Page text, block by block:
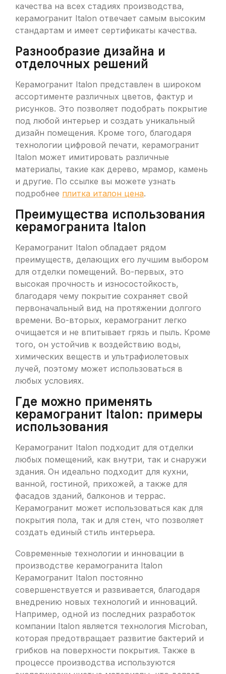
качества на всех стадиях производства,
керамогранит Italon отвечает самым высоким
стандартам и имеет сертификаты качества.
Разнообразие дизайна и
отделочных решений
Керамогранит Italon представлен в широком
ассортименте различных цветов, фактур и
рисунков. Это позволяет подобрать покрытие
под любой интерьер и создать уникальный
дизайн помещения. Кроме того, благодаря
технологии цифровой печати, керамогранит
Italon может имитировать различные
материалы, такие как дерево, мрамор, камень
и другие. По ссылке вы можете узнать
подробнее плитка италон цена.
Преимущества использования
керамогранита Italon
Керамогранит Italon обладает рядом
преимуществ, делающих его лучшим выбором
для отделки помещений. Во-первых, это
высокая прочность и износостойкость,
благодаря чему покрытие сохраняет свой
первоначальный вид на протяжении долгого
времени. Во-вторых, керамогранит легко
очищается и не впитывает грязь и пыль. Кроме
того, он устойчив к воздействию воды,
химических веществ и ультрафиолетовых
лучей, поэтому может использоваться в
любых условиях.
Где можно применять
керамогранит Italon: примеры
использования
Керамогранит Italon подходит для отделки
любых помещений, как внутри, так и снаружи
здания. Он идеально подходит для кухни,
ванной, гостиной, прихожей, а также для
фасадов зданий, балконов и террас.
Керамогранит может использоваться как для
покрытия пола, так и для стен, что позволяет
создать единый стиль интерьера.
Современные технологии и инновации в
производстве керамогранита Italon
Керамогранит Italon постоянно
совершенствуется и развивается, благодаря
внедрению новых технологий и инноваций.
Например, одной из последних разработок
компании Italon является технология Microban,
которая предотвращает развитие бактерий и
грибков на поверхности покрытия. Также в
процессе производства используются